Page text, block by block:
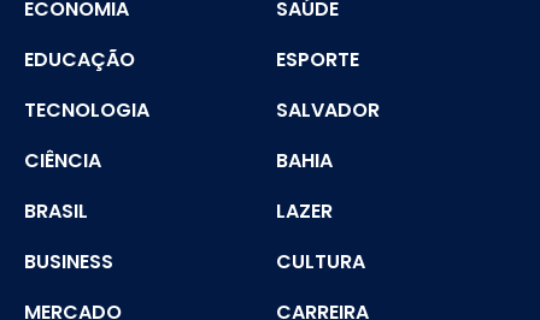
ECONOMIA
SAÚDE
EDUCAÇÃO
ESPORTE
TECNOLOGIA
SALVADOR
CIÊNCIA
BAHIA
BRASIL
LAZER
BUSINESS
CULTURA
MERCADO
CARREIRA